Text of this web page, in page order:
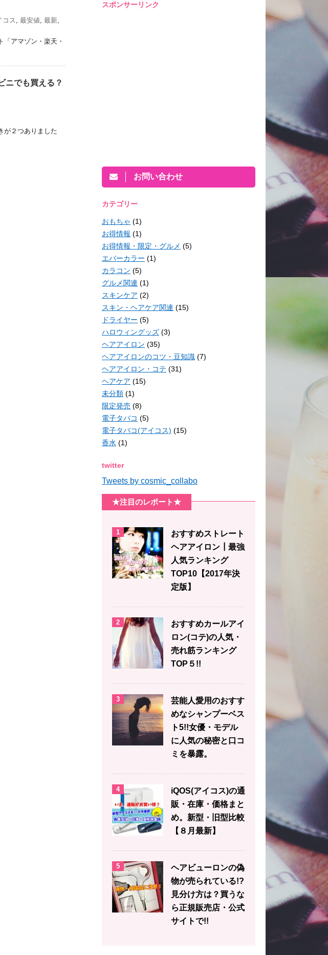
コス , 最安値, 最新,
アマゾン・楽天・
ニでも買える？
が２つありました
スポンサーリンク
お問い合わせ
カテゴリー
おもちゃ (1)
お得情報 (1)
お得情報・限定・グルメ (5)
エバーカラー (1)
カラコン (5)
グルメ関連 (1)
スキンケア (2)
スキン・ヘアケア関連 (15)
ドライヤー (5)
ハロウィングッズ (3)
ヘアアイロン (35)
ヘアアイロンのコツ・豆知識 (7)
ヘアアイロン・コテ (31)
ヘアケア (15)
未分類 (1)
限定発売 (8)
電子タバコ (5)
電子タバコ(アイコス) (15)
香水 (1)
twitter
Tweets by cosmic_collabo
★注目のレポート★
1
おすすめストレート
ヘアアイロン┃最強
人気ランキング
TOP10【2017年決
定版】
2
おすすめカールアイ
ロン(コテ)の人気・
売れ筋ランキング
TOP５!!
3
芸能人愛用のおすす
めなシャンプーベス
ト5!!女優・モデル
に人気の秘密と口コ
ミを暴露。
4
iQOS(アイコス)の通
販・在庫・価格まと
め。新型・旧型比較
【８月最新】
5
ヘアビューロンの偽
物が売られている!?
見分け方は？買うな
ら正規販売店・公式
サイトで!!